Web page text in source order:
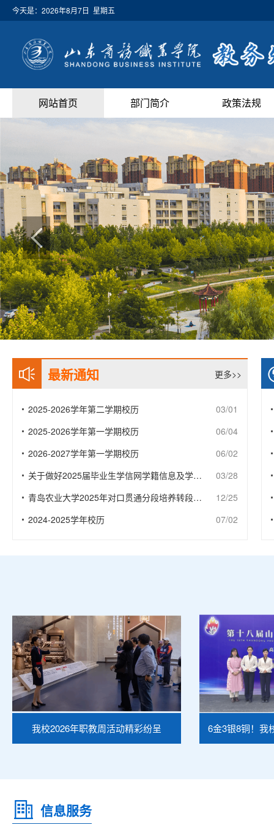
今天是： 2026年8月7日 星期五
网站首页 部门简介 政策法规
最新通知 更多>>
2025-2026学年第二学期校历
03/01
2025-2026学年第一学期校历
06/04
2026-2027学年第一学期校历
06/02
关于做好2025届毕业生学信网学籍信息及学…
03/28
青岛农业大学2025年对口贯通分段培养转段…
12/25
2024-2025学年校历
07/02
我校2026年职教周活动精彩纷呈 6金3银8铜！我
信息服务